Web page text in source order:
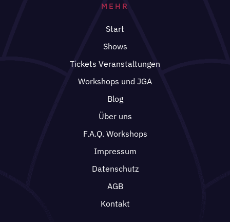
MEHR
Start
Shows
Tickets Veranstaltungen
Workshops und JGA
Blog
Über uns
F.A.Q. Workshops
Impressum
Datenschutz
AGB
Kontakt